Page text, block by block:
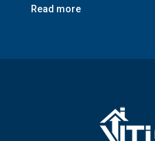
Read more